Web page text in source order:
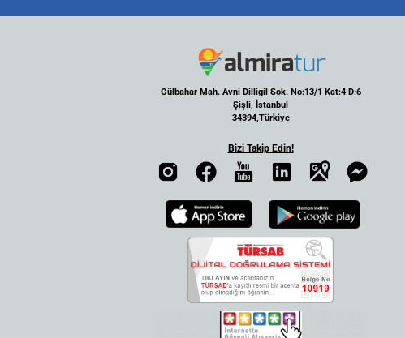
Gülbahar Mah. Avni Dilligil Sok. No:13/1 Kat:4 D:6
Şişli, İstanbul
34394,Türkiye
Bizi Takip Edin!